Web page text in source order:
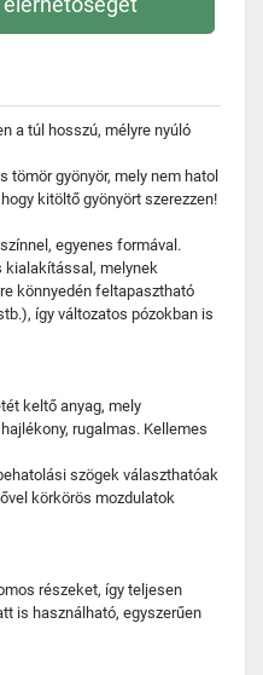
a túl hosszú, mélyre nyúló
tömör gyönyör, mely nem hatol
kitöltő gyönyört szerezzen!
egyenes formával.
kialakítással, melynek
könnyedén feltapasztható
így változatos pózokban is
keltő anyag, mely
rugalmas. Kellemes
szögek választhatóak
körkörös mozdulatok
részeket, így teljesen
is használható, egyszerűen